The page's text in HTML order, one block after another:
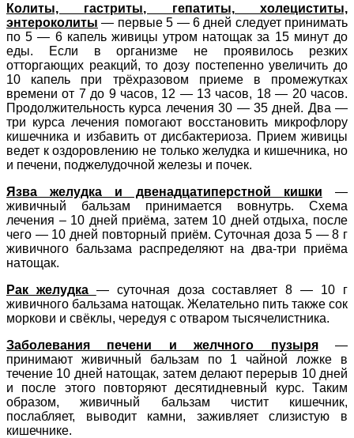
Колиты, гастриты, гепатиты, холециститы,
энтероколиты — первые 5 — 6 дней следует принимать
по 5 — 6 капель живицы утром натощак за 15 минут до
еды. Если в организме не проявилось резких
отторгающих реакций, то дозу постепенно увеличить до
10 капель при трёхразовом приеме в промежутках
времени от 7 до 9 часов, 12 — 13 часов, 18 — 20 часов.
Продолжительность курса лечения 30 — 35 дней. Два —
три курса лечения помогают восстановить микрофлору
кишечника и избавить от дисбактериоза. Прием живицы
ведет к оздоровлению не только желудка и кишечника, но
и печени, поджелудочной железы и почек.
Язва желудка и двенадцатиперстной кишки —
живичный бальзам принимается вовнутрь. Схема
лечения – 10 дней приёма, затем 10 дней отдыха, после
чего — 10 дней повторный приём. Суточная доза 5 — 8 г
живичного бальзама распределяют на два-три приёма
натощак.
Рак желудка — суточная доза составляет 8 — 10 г
живичного бальзама натощак. Желательно пить также сок
моркови и свёклы, чередуя с отваром тысячелистника.
Заболевания печени и желчного пузыря—
принимают живичный бальзам по 1 чайной ложке в
течение 10 дней натощак, затем делают перерыв 10 дней
и после этого повторяют десятидневный курс. Таким
образом, живичный бальзам чистит кишечник,
послабляет, выводит камни, заживляет слизистую в
кишечнике.